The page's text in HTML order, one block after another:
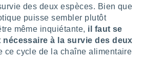
des deux espèces. Bien que
puisse sembler plutôt
même inquiétante, il faut se
à la survie des deux
ce cycle de la chaîne alimentaire